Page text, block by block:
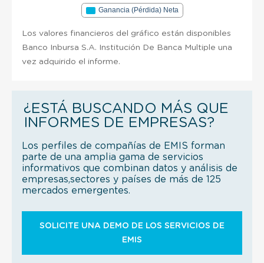
Ganancia (Pérdida) Neta
Los valores financieros del gráfico están disponibles
Banco Inbursa S.A. Institución De Banca Multiple una
vez adquirido el informe.
¿ESTÁ BUSCANDO MÁS QUE
INFORMES DE EMPRESAS?
Los perfiles de compañías de EMIS forman
parte de una amplia gama de servicios
informativos que combinan datos y análisis de
empresas,sectores y países de más de 125
mercados emergentes.
SOLICITE UNA DEMO DE LOS SERVICIOS DE
EMIS